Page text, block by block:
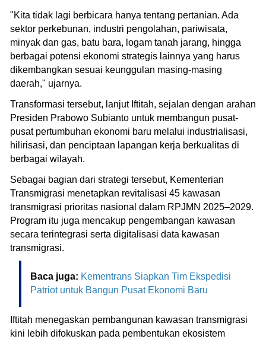
"Kita tidak lagi berbicara hanya tentang pertanian. Ada
sektor perkebunan, industri pengolahan, pariwisata,
minyak dan gas, batu bara, logam tanah jarang, hingga
berbagai potensi ekonomi strategis lainnya yang harus
dikembangkan sesuai keunggulan masing-masing
daerah," ujarnya.
Transformasi tersebut, lanjut Iftitah, sejalan dengan arahan
Presiden Prabowo Subianto untuk membangun pusat-
pusat pertumbuhan ekonomi baru melalui industrialisasi,
hilirisasi, dan penciptaan lapangan kerja berkualitas di
berbagai wilayah.
Sebagai bagian dari strategi tersebut, Kementerian
Transmigrasi menetapkan revitalisasi 45 kawasan
transmigrasi prioritas nasional dalam RPJMN 2025–2029.
Program itu juga mencakup pengembangan kawasan
secara terintegrasi serta digitalisasi data kawasan
transmigrasi.
Baca juga: Kementrans Siapkan Tim Ekspedisi
Patriot untuk Bangun Pusat Ekonomi Baru
Iftitah menegaskan pembangunan kawasan transmigrasi
kini lebih difokuskan pada pembentukan ekosistem